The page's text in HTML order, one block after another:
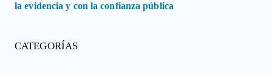
la evidencia y con la confianza pública
CATEGORÍAS